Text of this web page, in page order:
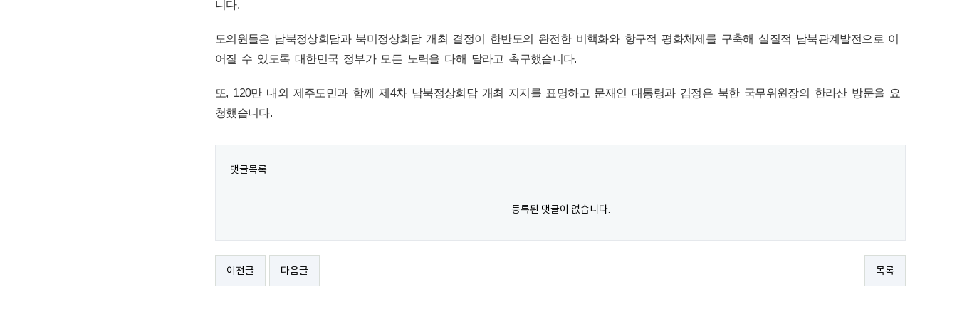
니다.
도의원들은 남북정상회담과 북미정상회담 개최 결정이 한반도의 완전한 비핵화와 항구적 평화체제를 구축해 실질적 남북관계발전으로 이
어질 수 있도록 대한민국 정부가 모든 노력을 다해 달라고 촉구했습니다.
또, 120만 내외 제주도민과 함께 제4차 남북정상회담 개최 지지를 표명하고 문재인 대통령과 김정은 북한 국무위원장의 한라산 방문을 요
청했습니다.
댓글목록
등록된 댓글이 없습니다.
이전글 다음글 목록